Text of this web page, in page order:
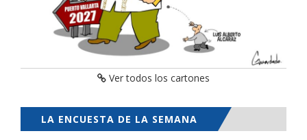
Ver todos los cartones
LA ENCUESTA DE LA SEMANA